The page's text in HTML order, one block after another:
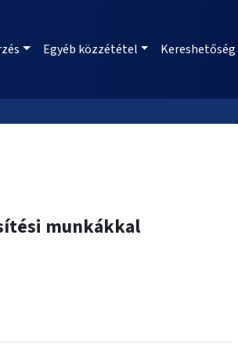
Egyéb közzététel Kereshetőség
munkákkal